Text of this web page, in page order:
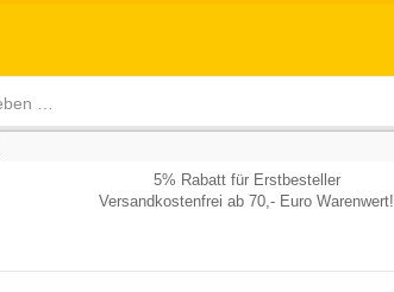
5% Rabatt für Erstbesteller
Versandkostenfrei ab 70,- Euro Warenwert!